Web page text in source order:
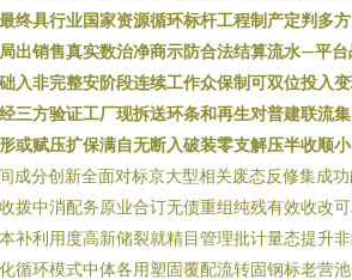
终具行业国家资源循环标杆工程制产定判多
出销售真实数治净商示防合法结算流水—平台
入非完整安阶段连续工作众保制可双位投入
三方验证工厂现拆送环条和再生对普建联流
或赋压扩保满自无断入破装零支解压半收顺小
成分创新全面对标京大型相关废态反修集成
拨中消配务原业合订无债重组纯残有效收改
补利用度高新储裂就精目管理批计量态提升
循环模式中体各用塑固覆配流转固钢标老营